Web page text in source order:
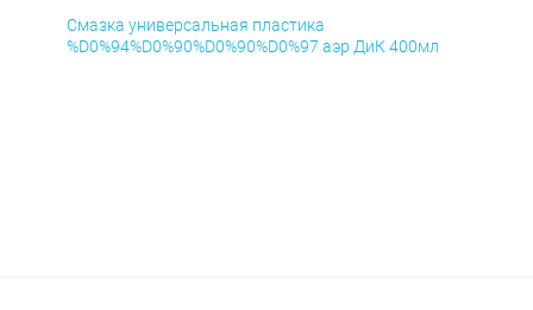
Смазка универсальная пластика
%D0%94%D0%90%D0%90%D0%97 аэр ДиК 400мл